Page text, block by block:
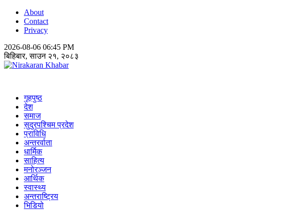
About
Contact
Privacy
2026-08-06 06:45 PM
बिहिबार, साउन २१, २०८३
गृहपुष्ठ
देश
समाज
सुदुरपश्चिम प्रदेश
प्राविधि
अन्तरर्वाता
धार्मिक
साहित्य
मनोरञ्जन
आर्थिक
स्वास्थ्य
अन्तराष्ट्रिय
भिडियो